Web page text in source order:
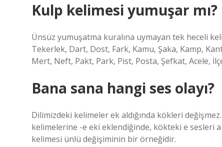
Kulp kelimesi yumuşar mı?
Ünsüz yumuşatma kuralına uymayan tek heceli
Tekerlek, Dart, Dost, Fark, Kamu, Şaka, Kamp,
Mert, Neft, Pakt, Park, Pist, Posta, Şefkat, Acele,
Bana sana hangi ses olayı?
Dilimizdeki kelimeler ek aldığında kökleri
kelimelerine -e eki eklendiğinde, kökteki e sesleri
kelimesi ünlü değişiminin bir örneğidir.